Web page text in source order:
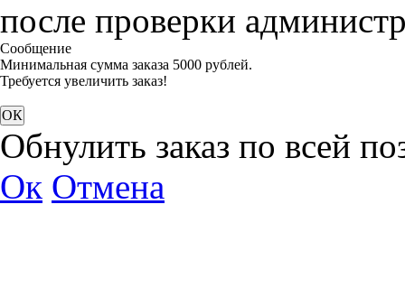
после проверки
Сообщение
Минимальная сумма заказа 5000 рублей.
Требуется увеличить заказ!
Обнулить заказ по всей
Ок Отмена